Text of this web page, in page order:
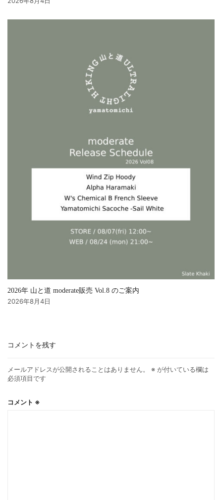
2026年 山と道 moderate販売 Vol.8 のご案内
2026年8月4日
コメントを残す
メールアドレスが公開されることはありません。 ※ が付いている欄は
必須項目です
コメント ※